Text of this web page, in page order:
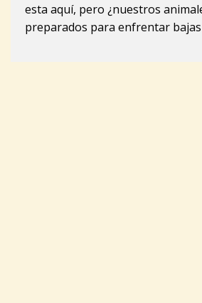
esta aquí, pero ¿nuestros
preparados para enfrentar